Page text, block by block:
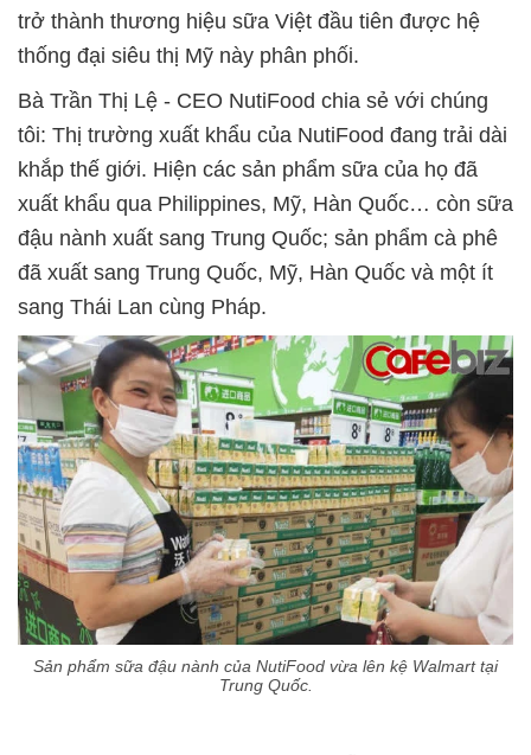
trở thành thương hiệu sữa Việt đầu tiên được hệ
thống đại siêu thị Mỹ này phân phối.
Bà Trần Thị Lệ - CEO NutiFood chia sẻ với chúng
tôi: Thị trường xuất khẩu của NutiFood đang trải dài
khắp thế giới. Hiện các sản phẩm sữa của họ đã
xuất khẩu qua Philippines, Mỹ, Hàn Quốc… còn sữa
đậu nành xuất sang Trung Quốc; sản phẩm cà phê
đã xuất sang Trung Quốc, Mỹ, Hàn Quốc và một ít
sang Thái Lan cùng Pháp.
Sản phẩm sữa đậu nành của NutiFood vừa lên kệ Walmart tại
Trung Quốc.